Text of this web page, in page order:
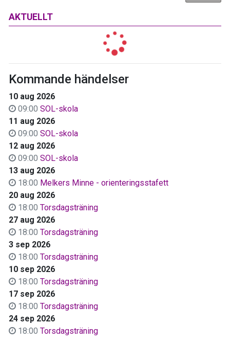
AKTUELLT
Kommande händelser
10 aug 2026
09:00 SOL-skola
11 aug 2026
09:00 SOL-skola
12 aug 2026
09:00 SOL-skola
13 aug 2026
18:00 Melkers Minne - orienteringsstafett
20 aug 2026
18:00 Torsdagsträning
27 aug 2026
18:00 Torsdagsträning
3 sep 2026
18:00 Torsdagsträning
10 sep 2026
18:00 Torsdagsträning
17 sep 2026
18:00 Torsdagsträning
24 sep 2026
18:00 Torsdagsträning